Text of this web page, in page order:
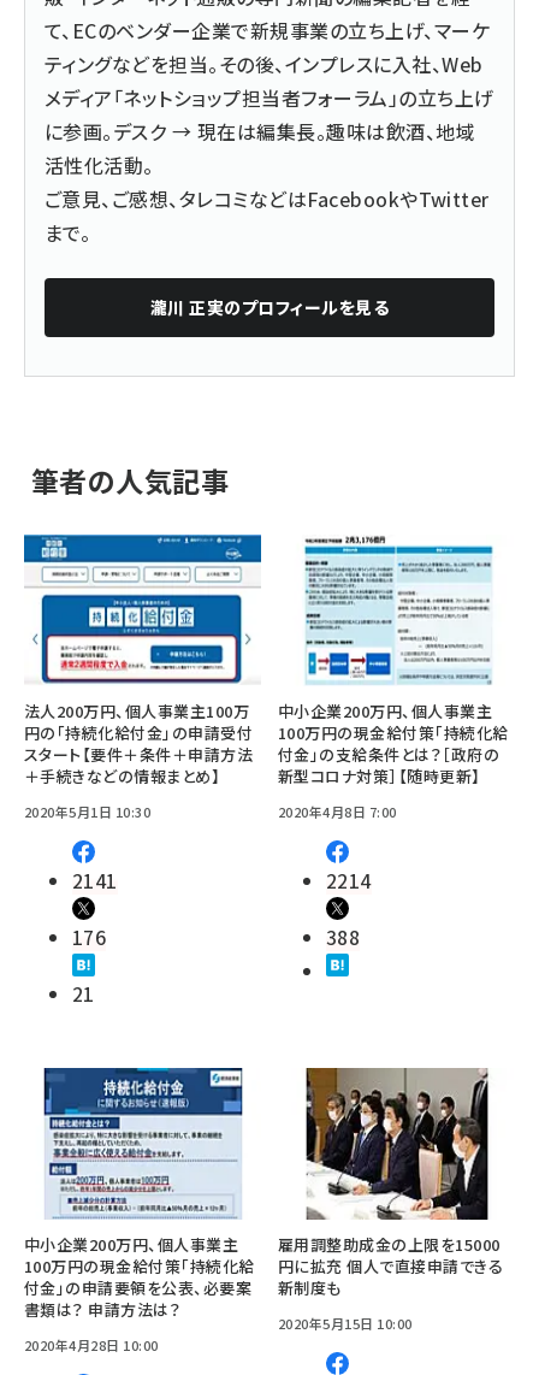
て、ECのベンダー企業で新規事業の立ち上げ、マーケ
ティングなどを担当。その後、インプレスに入社、Web
メディア「ネットショップ担当者フォーラム」の立ち上げ
に参画。デスク → 現在は編集長。趣味は飲酒、地域
活性化活動。
ご意見、ご感想、タレコミなどはFacebookやTwitter
まで。
瀧川 正実のプロフィールを見る
筆者の人気記事
法人200万円、個人事業主100万
円の「持続化給付金」の申請受付
スタート【要件＋条件＋申請方法
＋手続きなどの情報まとめ】
2020年5月1日 10:30
2141
176
21
中小企業200万円、個人事業主
100万円の現金給付策「持続化給
付金」の支給条件とは？［政府の
新型コロナ対策］【随時更新】
2020年4月8日 7:00
2214
388
中小企業200万円、個人事業主
100万円の現金給付策「持続化給
付金」の申請要領を公表、必要案
書類は？ 申請方法は？
2020年4月28日 10:00
雇用調整助成金の上限を15000
円に拡充 個人で直接申請できる
新制度も
2020年5月15日 10:00